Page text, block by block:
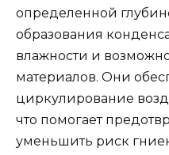
определенной
образования
влажности и
материалов. Они
циркулирование
что помогает
уменьшить риск